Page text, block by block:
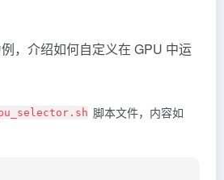
，介绍如何自定义在 GPU 中运
脚本文件，内容如